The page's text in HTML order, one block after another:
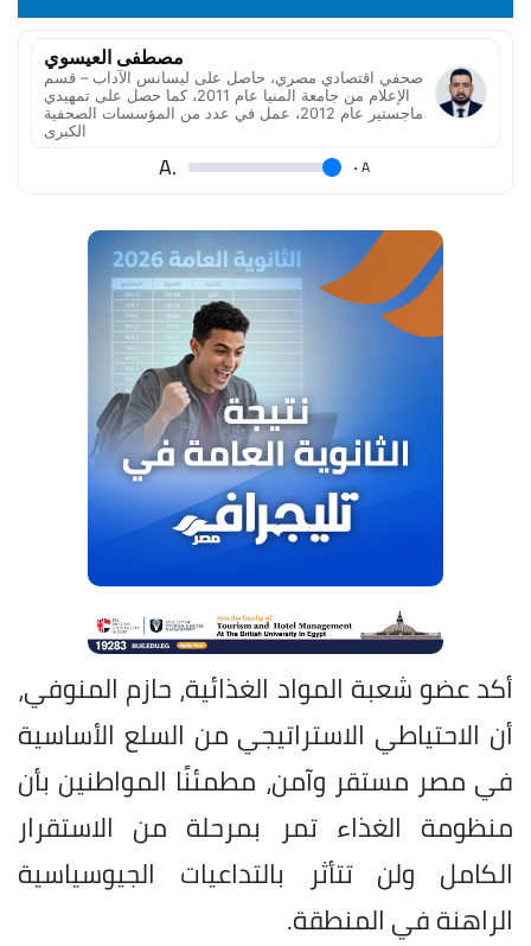
مصطفى العيسوي
صحفي اقتصادي مصري، حاصل على ليسانس الآداب – قسم
الإعلام من جامعة المنيا عام 2011، كما حصل على تمهيدي
ماجستير عام 2012، عمل في عدد من المؤسسات الصحفية
الكبرى
A
.
.A
أكد عضو شعبة المواد الغذائية، حازم المنوفي،
أن الاحتياطي الاستراتيجي من السلع الأساسية
في مصر مستقر وآمن، مطمئنًا المواطنين بأن
منظومة الغذاء تمر بمرحلة من الاستقرار
الكامل ولن تتأثر بالتداعيات الجيوسياسية
الراهنة في المنطقة.